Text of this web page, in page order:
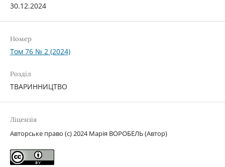
30.12.2024
Номер
Том 76 № 2 (2024)
Розділ
ТВАРИННИЦТВО
Ліцензія
Авторське право (c) 2024 Марія ВОРОБЕЛЬ (Автор)